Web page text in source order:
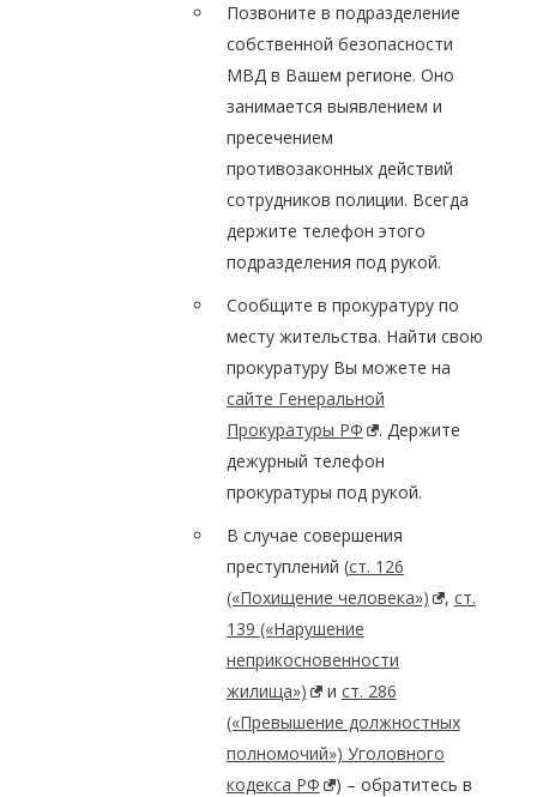
Позвоните в подразделение
собственной безопасности
МВД в Вашем регионе. Оно
занимается выявлением и
пресечением
противозаконных действий
сотрудников полиции. Всегда
держите телефон этого
подразделения под рукой.
Сообщите в прокуратуру по
месту жительства. Найти свою
прокуратуру Вы можете на
сайте Генеральной
Прокуратуры РФ
. Держите
дежурный телефон
прокуратуры под рукой.
В случае совершения
преступлений (ст. 126
(«Похищение человека»)
, ст.
139 («Нарушение
неприкосновенности
жилища»)
и ст. 286
(«Превышение должностных
полномочий») Уголовного
кодекса РФ
) – обратитесь в